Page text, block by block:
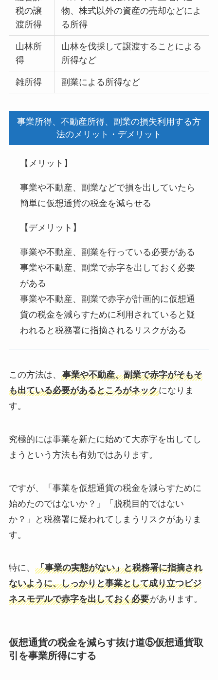
税の譲
渡所得
物、株式以外の資産の売却などによ
る所得
山林所
得
山林を伐採して譲渡することによる
所得など
雑所得 副業による所得など
事業所得、不動産所得、副業の損失利用する方
法のメリット・デメリット
【メリット】
事業や不動産、副業などで損を出していたら
簡単に仮想通貨の税金を減らせる
【デメリット】
事業や不動産、副業を行っている必要がある
事業や不動産、副業で赤字を出しておく必要
がある
事業や不動産、副業で赤字が計画的に仮想通
貨の税金を減らすために利用されていると疑
われると税務署に指摘されるリスクがある
この方法は、 事業や不動産、副業で赤字がそもそ
も出ている必要があるところがネックになりま
す。
究極的には事業を新たに始めて大赤字を出してし
まうという方法も有効ではあります。
ですが、「事業を仮想通貨の税金を減らすために
始めたのではないか？」「脱税目的ではない
か？」と税務署に疑われてしまうリスクがありま
す。
特に、 「事業の実態がない」と税務署に指摘され
ないように、しっかりと事業として成り立つビジ
ネスモデルで赤字を出しておく必要があります。
仮想通貨の税金を減らす抜け道⑤仮想通貨取
引を事業所得にする